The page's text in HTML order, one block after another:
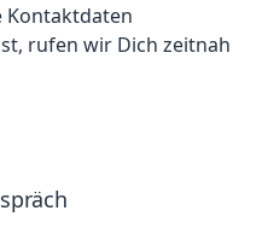
Kontaktdaten
rufen wir Dich zeitnah